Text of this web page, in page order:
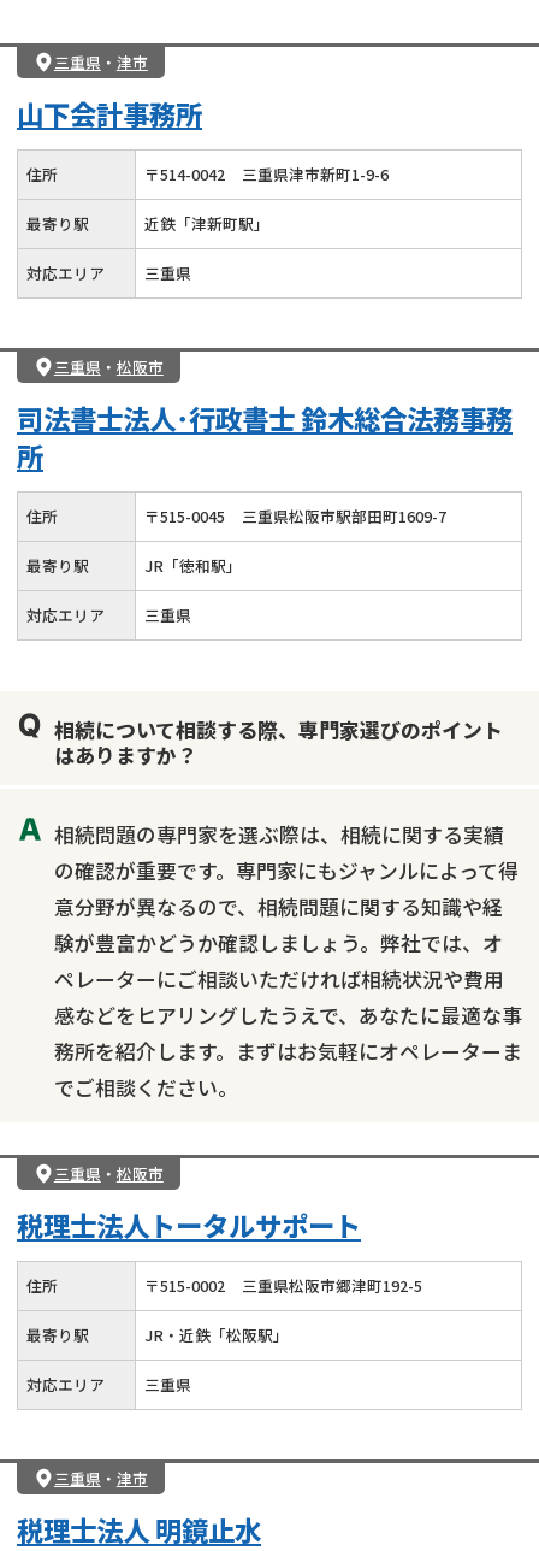
三重県 ・ 津市
山下会計事務所
住所 〒514-0042 三重県津市新町1-9-6
最寄り駅 近鉄「津新町駅」
対応エリア 三重県
三重県 ・ 松阪市
司法書士法人･行政書士 鈴木総合法務事務
所
住所 〒515-0045 三重県松阪市駅部田町1609-7
最寄り駅 JR「徳和駅」
対応エリア 三重県
相続について相談する際、専門家選びのポイント
はありますか？
相続問題の専門家を選ぶ際は、相続に関する実績
の確認が重要です。専門家にもジャンルによって得
意分野が異なるので、相続問題に関する知識や経
験が豊富かどうか確認しましょう。弊社では、オ
ペレーターにご相談いただければ相続状況や費用
感などをヒアリングしたうえで、あなたに最適な事
務所を紹介します。まずはお気軽にオペレーターま
でご相談ください。
三重県 ・ 松阪市
税理士法人トータルサポート
住所 〒515-0002 三重県松阪市郷津町192-5
最寄り駅 JR・近鉄「松阪駅」
対応エリア 三重県
三重県 ・ 津市
税理士法人 明鏡止水